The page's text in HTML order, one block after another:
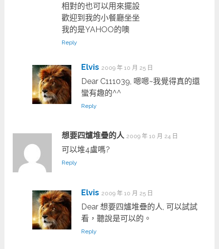
相對的也可以用來擺設
歡迎到我的小餐廳坐坐
我的是YAHOO的噢
Reply
Elvis 2009 年 10 月 25 日
Dear C111039, 嗯嗯~我覺得真的還
蠻有趣的^^
Reply
想要四爐堆疊的人 2009 年 10 月 24 日
可以堆4盧嗎?
Reply
Elvis 2009 年 10 月 25 日
Dear 想要四爐堆疊的人, 可以試試
看，聽說是可以的。
Reply